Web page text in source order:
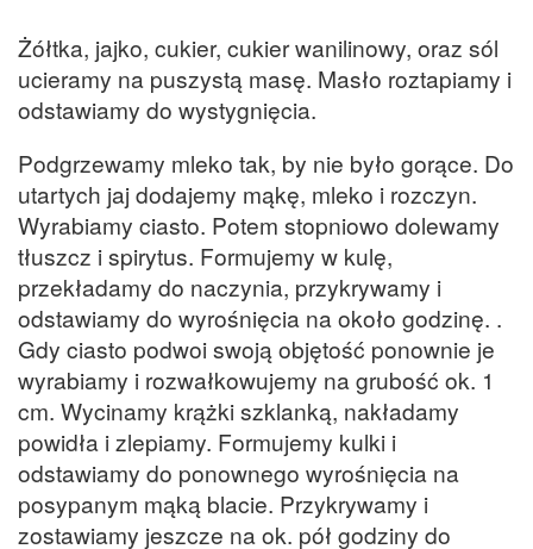
Żółtka, jajko, cukier, cukier wanilinowy, oraz sól
ucieramy na puszystą masę. Masło roztapiamy i
odstawiamy do wystygnięcia.
Podgrzewamy mleko tak, by nie było gorące. Do
utartych jaj dodajemy mąkę, mleko i rozczyn.
Wyrabiamy ciasto. Potem stopniowo dolewamy
tłuszcz i spirytus. Formujemy w kulę,
przekładamy do naczynia, przykrywamy i
odstawiamy do wyrośnięcia na około godzinę. .
Gdy ciasto podwoi swoją objętość ponownie je
wyrabiamy i rozwałkowujemy na grubość ok. 1
cm. Wycinamy krążki szklanką, nakładamy
powidła i zlepiamy. Formujemy kulki i
odstawiamy do ponownego wyrośnięcia na
posypanym mąką blacie. Przykrywamy i
zostawiamy jeszcze na ok. pół godziny do